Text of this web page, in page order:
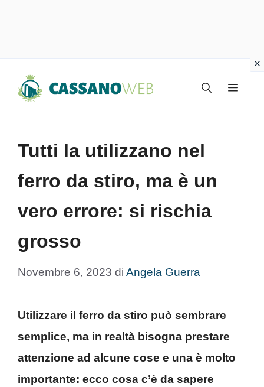
Menu
Tutti la utilizzano nel
ferro da stiro, ma è un
vero errore: si rischia
grosso
Novembre 6, 2023 di Angela Guerra
Utilizzare il ferro da stiro può sembrare
semplice, ma in realtà bisogna prestare
attenzione ad alcune cose e una è molto
importante: ecco cosa c’è da sapere